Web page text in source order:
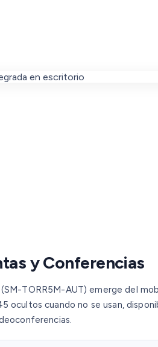
y Conferencias
TORR5M-AUT) emerge del
ocultos cuando no se usan,